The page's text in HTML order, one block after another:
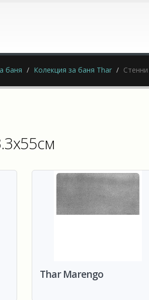
баня Колекция за баня Thar
Thar Marengo